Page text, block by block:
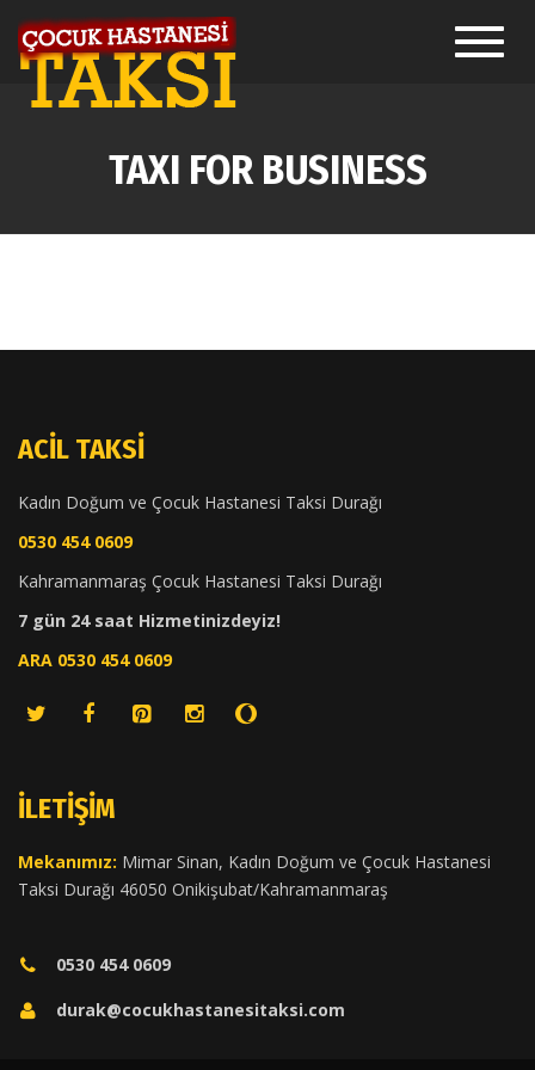
TAXI FOR BUSINESS
ACIL TAKSI
Kadın Doğum ve Çocuk Hastanesi Taksi Durağı
0530 454 0609
Kahramanmaraş Çocuk Hastanesi Taksi Durağı
7 gün 24 saat Hizmetinizdeyiz!
ARA 0530 454 0609
İLETIŞIM
Mekanımız: Mimar Sinan, Kadın Doğum ve Çocuk Hastanesi
Taksi Durağı 46050 Onikişubat/Kahramanmaraş
0530 454 0609
durak@cocukhastanesitaksi.com